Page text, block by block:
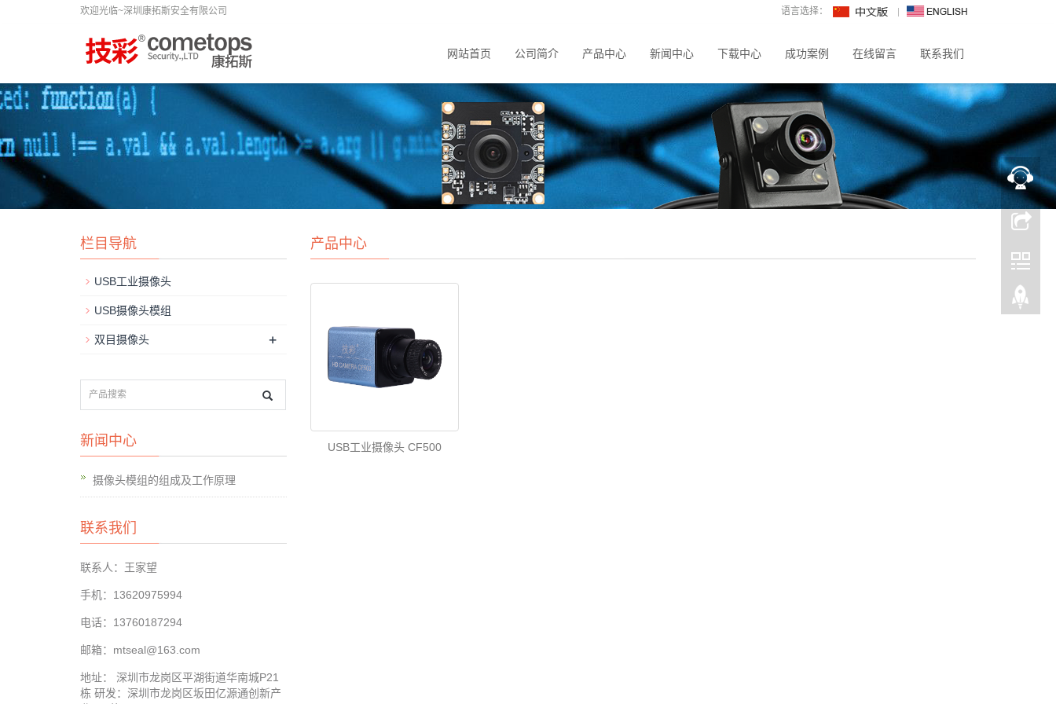
欢迎光临~深圳康拓斯安全有限公司 语言选择：
网站首页 公司简介 产品中心 新闻中心 下载中心 成功案例 在线留言 联系我们
产品中心
USB工业摄像头 CF500
栏目导航
USB工业摄像头
USB摄像头模组
双目摄像头 +
新闻中心
摄像头模组的组成及工作原理
联系我们
联系人：王家望
手机：13620975994
电话：13760187294
邮箱：mtseal@163.com
地址： 深圳市龙岗区平湖街道华南城P21
栋 研发：深圳市龙岗区坂田亿源通创新产